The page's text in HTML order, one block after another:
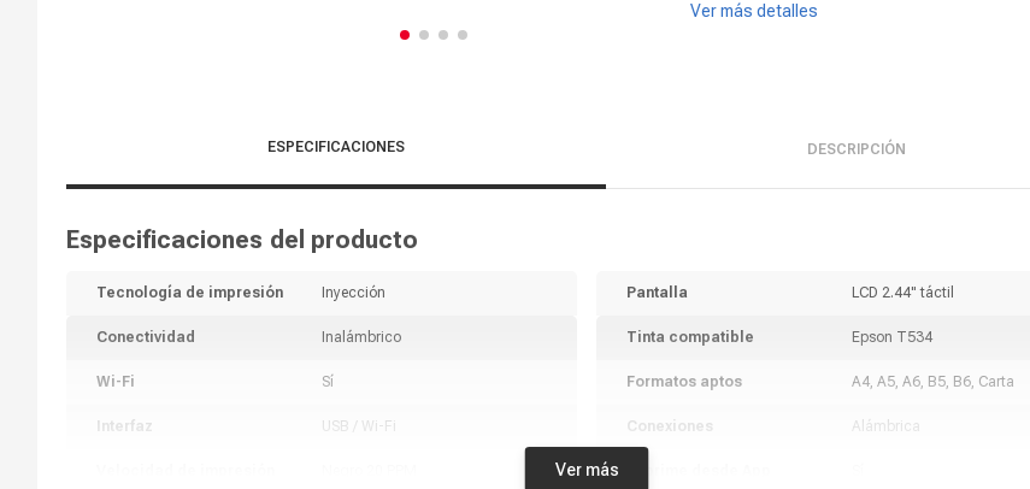
Ver más detalles
ESPECIFICACIONES DESCRIPCIÓN
Especificaciones del producto
Tecnología de impresión Inyección
Conectividad Inalámbrico
Wi-Fi Sí
Interfaz USB / Wi-Fi
Pantalla LCD 2.44" táctil
Tinta compatible Epson T534
Formatos aptos A4, A5, A6, B5, B6, Carta
Conexiones Alámbrica
Ver más